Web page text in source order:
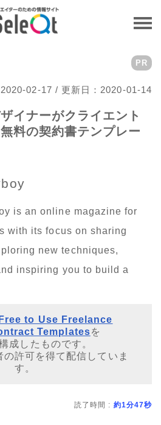
02-17 / 更新日：2020-01-14
PR
イナーがクライエント
料の契約書テンプレー
is an online magazine for
with its focus on sharing
new techniques,
inspiring you to build a
to Use Freelance
Templatesを
成したものです。
許可を得て配信していま
す。
読了時間 : 約1分47秒